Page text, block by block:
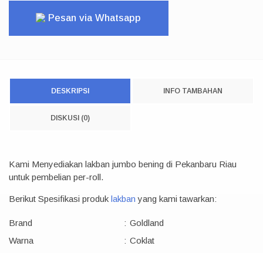
Pesan via Whatsapp
DESKRIPSI INFO TAMBAHAN
DISKUSI (0)
Kami Menyediakan lakban jumbo bening di Pekanbaru Riau
untuk pembelian per-roll.
Berikut Spesifikasi produk lakban yang kami tawarkan:
Brand : Goldland
Warna
: Coklat